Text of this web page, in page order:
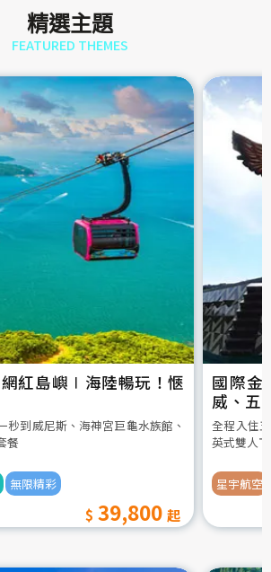
精選主題
FEATURED THEMES
網紅島嶼∣海陸暢玩！愜
秒到威尼斯、海神宮巨龜水族館、
餐
無限精彩
39,800
國際金
威、五
全程入住
英式雙人
星宇航空